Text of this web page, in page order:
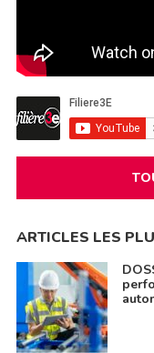
ARTICLES LES